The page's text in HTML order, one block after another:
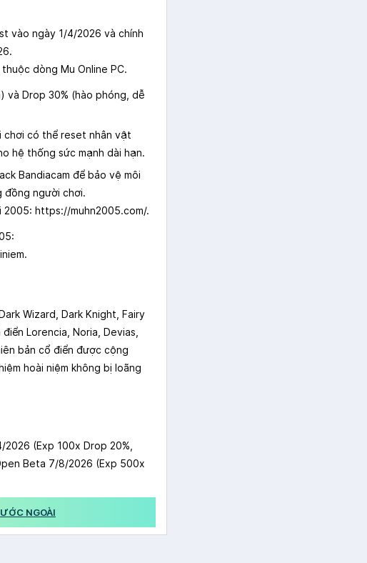
vào ngày 1/4/2026 và chính
dòng Mu Online PC.
và Drop 30% (hào phóng, dễ
chơi có thể reset nhân vật
hệ thống sức mạnh dài hạn.
Bandiacam để bảo vệ môi
đồng người chơi.
2005: https://muhn2005.com/.
Wizard, Dark Knight, Fairy
Lorencia, Noria, Devias,
bản cổ điển được cộng
hoài niệm không bị loãng
(Exp 100x Drop 20%,
Beta 7/8/2026 (Exp 500x
NGOÀI